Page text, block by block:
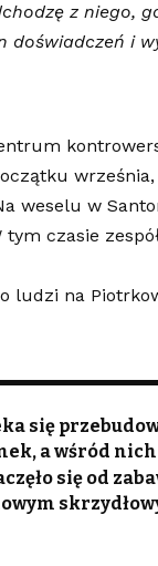
z niego,
doświadczeń i
weselu w
czasie
ludzi na
się
a wśród
się od